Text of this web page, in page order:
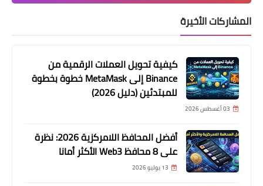
المشاركات الأخيرة
كيفية تحويل العملات الرقمية من
Binance إلى MetaMask خطوة بخطوة
للمبتدئين (دليل 2026)
03 أغسطس 2026
أفضل المحافظ اللامركزية 2026: نظرة
على 8 محافظ Web3 الأكثر أمانا
13 يوليو 2026